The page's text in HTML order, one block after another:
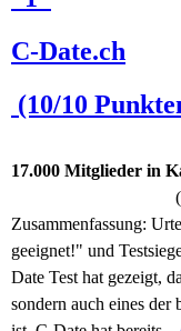
C-Date.ch
(10/10
17.000 Mitglieder in
Zusammenfassung:
geeignet!" und
Date Test hat gezeigt,
sondern auch eines der